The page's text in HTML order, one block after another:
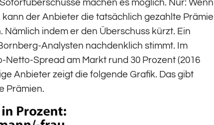
machen es möglich. Nur: Wenn
der Anbieter die tatsächlich gezahlte Prämie
Nämlich indem er den Überschuss kürzt. Ein
Analysten nachdenklich stimmt. Im
Spread am Markt rund 30 Prozent (2016
Anbieter zeigt die folgende Grafik. Das gibt
Prämien.